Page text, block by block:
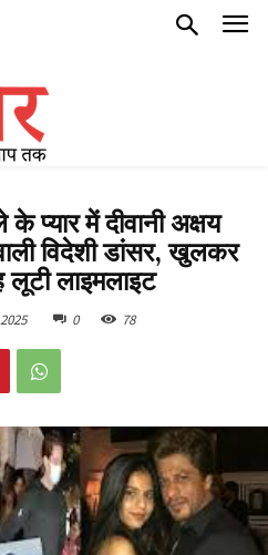
में दीवानी अक्षय
विदेशी डांसर, खुलकर
लूटी लाइमलाइट
0 78